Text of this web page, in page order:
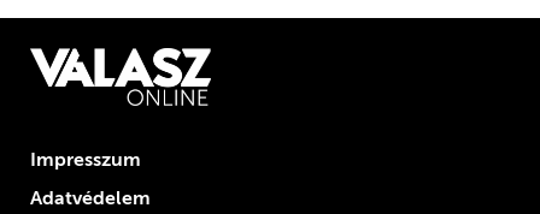
Impresszum
Adatvédelem